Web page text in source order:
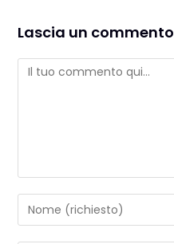
Lascia un commento